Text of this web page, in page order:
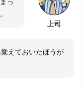
上司
えておいたほうが